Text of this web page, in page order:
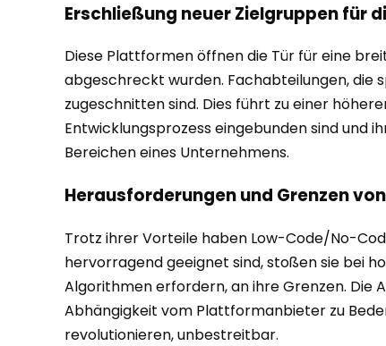
Erschließung neuer Zielgruppen für
Diese Plattformen öffnen die Tür für eine
abgeschreckt wurden. Fachabteilungen, die
zugeschnitten sind. Dies führt zu einer
Entwicklungsprozess eingebunden sind und
Bereichen eines Unternehmens.
Herausforderungen und Grenzen
Trotz ihrer Vorteile haben Low-Code/No-
hervorragend geeignet sind, stoßen sie bei
Algorithmen erfordern, an ihre Grenzen. Die
Abhängigkeit vom Plattformanbieter zu
revolutionieren, unbestreitbar.